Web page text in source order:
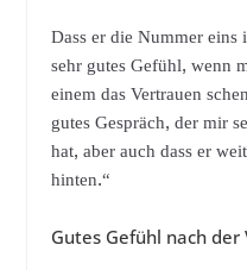
Dass er die Nummer
sehr gutes Gefühl, wenn
einem das Vertrauen
gutes Gespräch, der mir
hat, aber auch dass er
hinten.“
Gutes Gefühl nach